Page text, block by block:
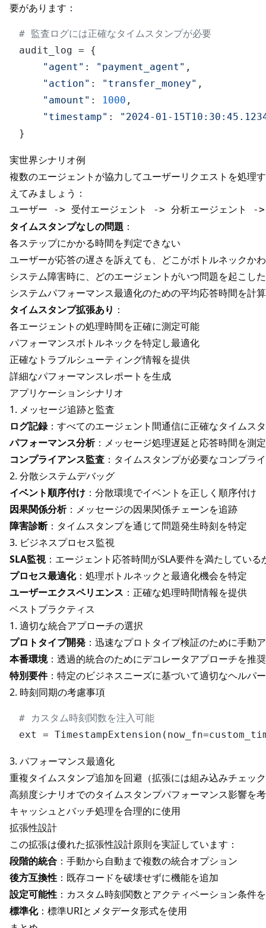
要があります：
# 監査ログには正確なタイムスタンプが必要
audit_log = {
"agent" : "payment_agent" ,
"action" : "transfer_money" ,
"amount" : 1000 ,
"timestamp" :
"2024-01-
実世界シナリオ例
複数のエージェントが協力してユーザーリクエストを処理
えてみましょう：
タイムスタンプなしの問題 ：
各ステップにかかる時間を判定できない
ユーザーが応答の遅さを訴えても、どこがボトルネックか
システム障害時に、どのエージェントがいつ問題を起こし
システムパフォーマンス最適化のための平均応答時間を計
タイムスタンプ拡張あり ：
各エージェントの処理時間を正確に測定可能
パフォーマンスボトルネックを特定し最適化
正確なトラブルシューティング情報を提供
詳細なパフォーマンスレポートを生成
アプリケーションシナリオ
1. メッセージ追跡と監査
ログ記録：すべてのエージェント間通信に正確なタイムス
パフォーマンス分析：メッセージ処理遅延と応答時間を測定
コンプライアンス監査 ：タイムスタンプが必要なコンプラ
2. 分散システムデバッグ
イベント順序付け ：分散環境でイベントを正しく順序付け
因果関係分析：メッセージの因果関係チェーンを追跡
障害診断：タイムスタンプを通じて問題発生時刻を特定
3. ビジネスプロセス監視
SLA監視：エージェント応答時間がSLA要件を満たしている
プロセス最適化：処理ボトルネックと最適化機会を特定
ユーザーエクスペリエンス ：正確な処理時間情報を提供
ベストプラクティス
1. 適切な統合アプローチの選択
プロトタイプ開発 ：迅速なプロトタイプ検証のために手動
本番環境：透過的統合のためにデコレータアプローチを推奨
特別要件：特定のビジネスニーズに基づいて適切なヘルパ
2. 時刻同期の考慮事項
# カスタム時刻関数を注入可能
3. パフォーマンス最適化
重複タイムスタンプ追加を回避（拡張には組み込みチェッ
高頻度シナリオでのタイムスタンプパフォーマンス影響を
キャッシュとバッチ処理を合理的に使用
拡張性設計
この拡張は優れた拡張性設計原則を実証しています：
段階的統合 ：手動から自動まで複数の統合オプション
後方互換性 ：既存コードを破壊せずに機能を追加
設定可能性 ：カスタム時刻関数とアクティベーション条件
標準化：標準URIとメタデータ形式を使用